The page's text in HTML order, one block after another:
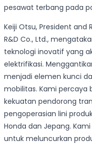
pesawat terbang pada
Keiji Otsu, President
R&D Co., Ltd.,
teknologi inovatif yang
elektrifikasi.
menjadi elemen kunci
mobilitas. Kami percaya
kekuatan pendorong
pengoperasian lini
Honda dan Jepang.
untuk meluncurkan